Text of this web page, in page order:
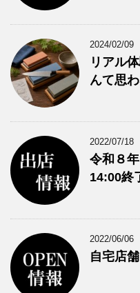
2024/02/09
リアル
んて思
2022/07/18
令和８
14:00
2022/06/06
自宅店